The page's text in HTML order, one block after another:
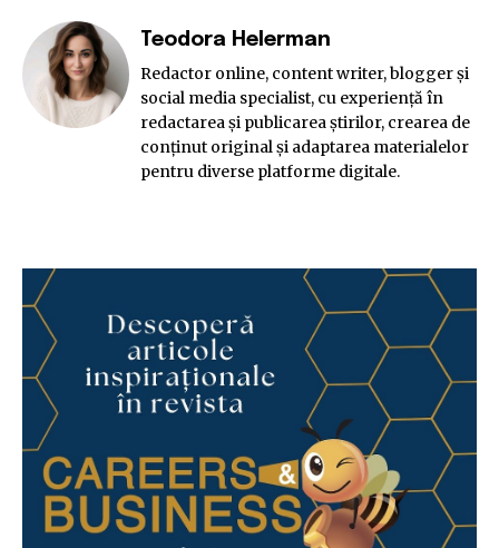
Teodora Helerman
Redactor online, content writer, blogger și
social media specialist, cu experiență în
redactarea și publicarea știrilor, crearea de
conținut original și adaptarea materialelor
pentru diverse platforme digitale.